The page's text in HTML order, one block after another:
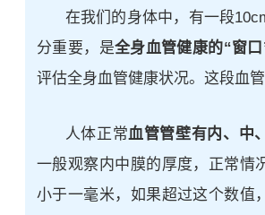
在我们的身体中，有一段
分重要，是全身血管健康的“窗口
评估全身血管健康状况。这段血管
人体正常血管管壁有内、中
一般观察内中膜的厚度，正常情
小于一毫米，如果超过这个数值